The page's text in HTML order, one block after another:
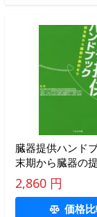
臓器提供ハンド
末期から臓器の
厚生労働科学研究
2,860 円
価格